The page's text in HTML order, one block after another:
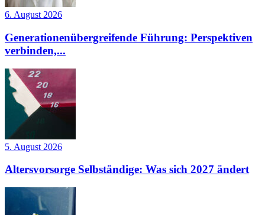
6. August 2026
Generationenübergreifende Führung: Perspektiven
verbinden,...
5. August 2026
Altersvorsorge Selbständige: Was sich 2027 ändert